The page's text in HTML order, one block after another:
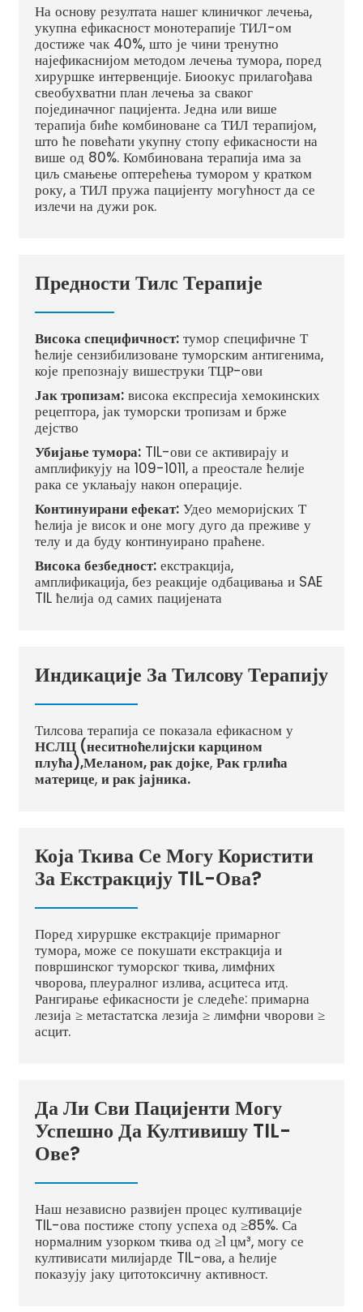
На основу резултата нашег клиничког лечења,
укупна ефикасност монотерапије ТИЛ-ом
достиже чак 40%, што је чини тренутно
најефикаснијом методом лечења тумора, поред
хируршке интервенције. Биоокус прилагођава
свеобухватни план лечења за сваког
појединачног пацијента. Једна или више
терапија биће комбиноване са ТИЛ терапијом,
што ће повећати укупну стопу ефикасности на
више од 80%. Комбинована терапија има за
циљ смањење оптерећења тумором у кратком
року, а ТИЛ пружа пацијенту могућност да се
излечи на дужи рок.
Предности Тилс Терапије
Висока специфичност:тумор специфичне Т
ћелије сензибилизоване туморским антигенима,
које препознају вишеструки ТЦР-ови
Јак тропизам:висока експресија хемокинских
рецептора, јак туморски тропизам и брже
дејство
Убијање тумора:TIL-ови се активирају и
амплификују на 109-1011, а преостале ћелије
рака се уклањају након операције.
Континуирани ефекат:Удео меморијских Т
ћелија је висок и оне могу дуго да преживе у
телу и да буду континуирано праћене.
Висока безбедност:екстракција,
амплификација, без реакције одбацивања и SAE
TIL ћелија од самих пацијената
Индикације За Тилсову Терапију
Тилсова терапија се показала ефикасном у
НСЛЦ (неситноћелијски карцином
плућа),Меланом, рак дојке, Рак грлића
материце, и рак јајника.
Која Ткива Се Могу Користити
За Екстракцију TIL-Ова?
Поред хируршке екстракције примарног
тумора, може се покушати екстракција и
површинског туморског ткива, лимфних
чворова, плеуралног излива, асцитеса итд.
Рангирање ефикасности је следеће: примарна
лезија ≥ метастатска лезија ≥ лимфни чворови ≥
асцит.
Да Ли Сви Пацијенти Могу
Успешно Да Култивишу TIL-
Ове?
Наш независно развијен процес култивације
TIL-ова постиже стопу успеха од ≥85%. Са
нормалним узорком ткива од ≥1 цм³, могу се
култивисати милијарде TIL-ова, а ћелије
показују јаку цитотоксичну активност.